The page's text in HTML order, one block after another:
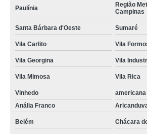
Paulínia
Região
Campinas
Santa Bárbara d'Oeste Sumaré
Vila Carlito Vila
Vila Georgina Vila
Vila Mimosa Vila Rica
Vinhedo
americana
Anália Franco
Belém Chácara